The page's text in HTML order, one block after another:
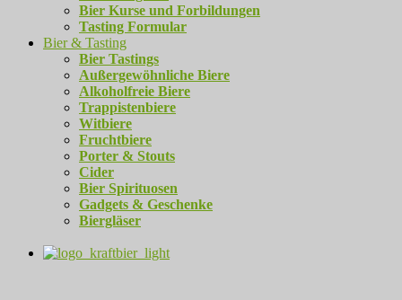
Bier Kurse und Forbildungen
Tasting Formular
Bier & Tasting
Bier Tastings
Außergewöhnliche Biere
Alkoholfreie Biere
Trappistenbiere
Witbiere
Fruchtbiere
Porter & Stouts
Cider
Bier Spirituosen
Gadgets & Geschenke
Biergläser